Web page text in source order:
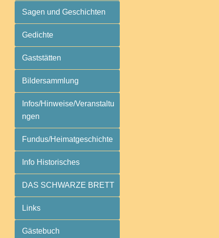
Sagen und Geschichten
Gedichte
Gaststätten
Bildersammlung
Infos/Hinweise/Veranstaltu
ngen
Fundus/Heimatgeschichte
Info Historisches
DAS SCHWARZE BRETT
Links
Gästebuch